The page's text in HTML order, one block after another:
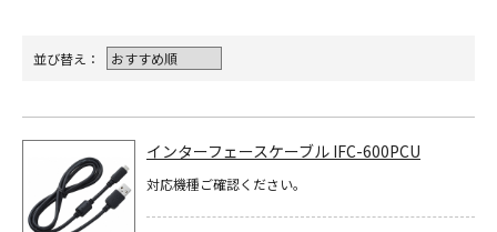
並び替え：
インターフェースケーブル IFC-600PCU
対応機種ご確認ください。